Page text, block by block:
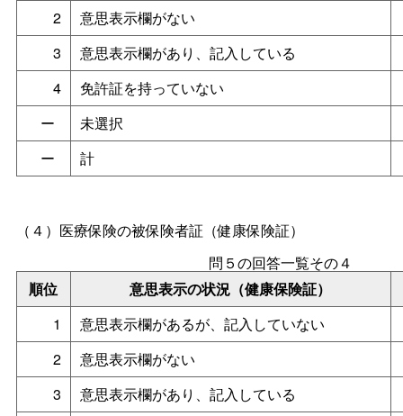
2
意思表示欄がない
3
意思表示欄があり、記入している
4
免許証を持っていない
ー
未選択
ー
計
（４）医療保険の被保険者証（健康保険証）
順位 意思表示の状況（健康保険証）
問５の回答一覧その４
1
意思表示欄があるが、記入していない
2
意思表示欄がない
3
意思表示欄があり、記入している